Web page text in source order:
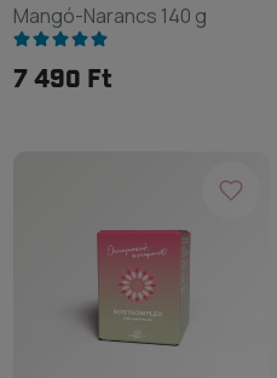
Mangó-Narancs 140 g
7 490 Ft